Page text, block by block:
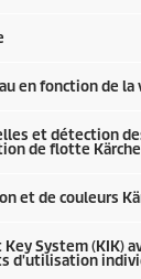
en fonction de la
et détection
de flotte
et de couleurs
System (KIK)
d'utilisation